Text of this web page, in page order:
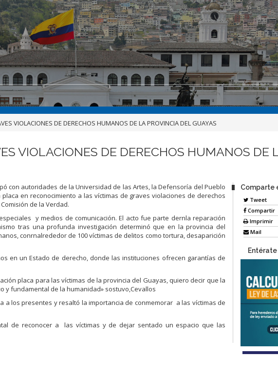
VIOLACIONES DE DERECHOS HUMANOS DE LA PROVINCIA DEL GUAYAS
VIOLACIONES DE DERECHOS HUMANOS DE
con autoridades de la Universidad de las Artes, la Defensoría del Pueblo
en reconocimiento a las víctimas de graves violaciones de derechos
de la Verdad.
y medios de comunicación. El acto fue parte dernla reparación
tras una profunda investigación determinó que en la provincia del
conrnalrededor de 100 víctimas de delitos como tortura, desaparición
en un Estado de derecho, donde las instituciones ofrecen garantías de
placa para las víctimas de la provincia del Guayas, quiero decir que la
y fundamental de la humanidad» sostuvo,Cevallos
a los presentes y resaltó la importancia de conmemorar a las víctimas de
de reconocer a las víctimas y de dejar sentado un espacio que las
Comparte
Tweet
Compartir
Imprimir
Mail
Entérate